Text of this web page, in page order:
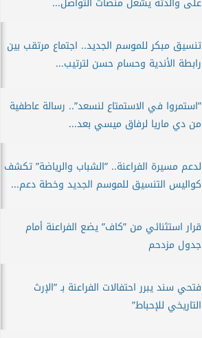
تنسيق مبكر للموسم الجديد.. اجتماع مرتقب بين
رابطة الأندية وحسام حسن لترتيب...
”استمروا في الاستمتاع لنسعد”.. رسالة عاطفية
من دي ماريا لرفاق ميسي بعد...
لدعم مسيرة الفراعنة.. ”الشباب والرياضة” تكشف
كواليس التنسيق للموسم الجديد وخطة دعم...
قرار استثنائي من ”كاف” يضع الفراعنة أمام
جدول مزدحم
فتحي سند يبرر احتفالات الفراعنة بـ ”الإرث
التاريخي للإحباط”